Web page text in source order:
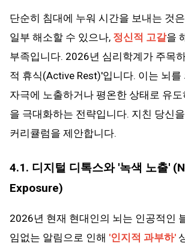
단순히 침대에 누워 시간을 보내는 것
일부 해소할 수 있으나, 정신적 고갈을
부족입니다. 2026년 심리학계가 주목
적 휴식(Active Rest)'입니다. 이는 뇌를
자극에 노출하거나 평온한 상태로 유
을 극대화하는 전략입니다. 지친 당신
커리큘럼을 제안합니다.
4.1. 디지털 디톡스와 '녹색 노출'
Exposure)
2026년 현재 현대인의 뇌는 인공적인
임없는 알림으로 인해 '인지적 과부하'